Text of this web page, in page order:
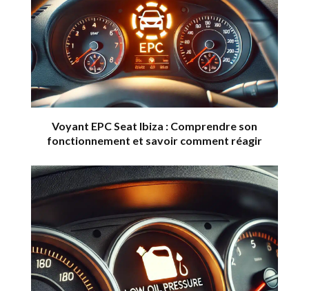
Voyant EPC Seat Ibiza : Comprendre son
fonctionnement et savoir comment réagir